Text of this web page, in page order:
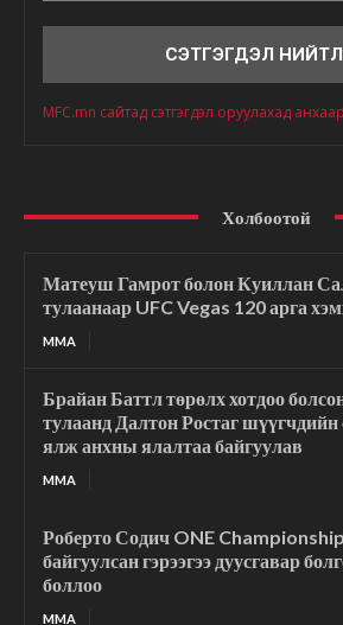
MFC.mn сайтад сэтгэгдэл оруулахад
Холбоотой
Матеуш Гамрот болон Куиллан
тулаанаар UFC Vegas 120 арга
MMA
Брайан Баттл төрөлх хотдоо
тулаанд Далтон Ростаг шүүгчдийн
ялж анхны ялалтаа байгуулав
MMA
Роберто Содич ONE
байгуулсан гэрээгээ дуусгавар
боллоо
MMA